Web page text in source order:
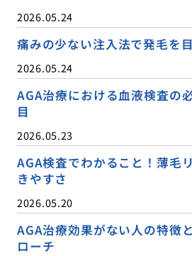
2026.05.24
痛みの少ない注入法で発毛を
2026.05.24
AGA治療における血液検査の
目
2026.05.23
AGA検査でわかること！薄毛
きやすさ
2026.05.20
AGA治療効果がない人の特徴
ローチ